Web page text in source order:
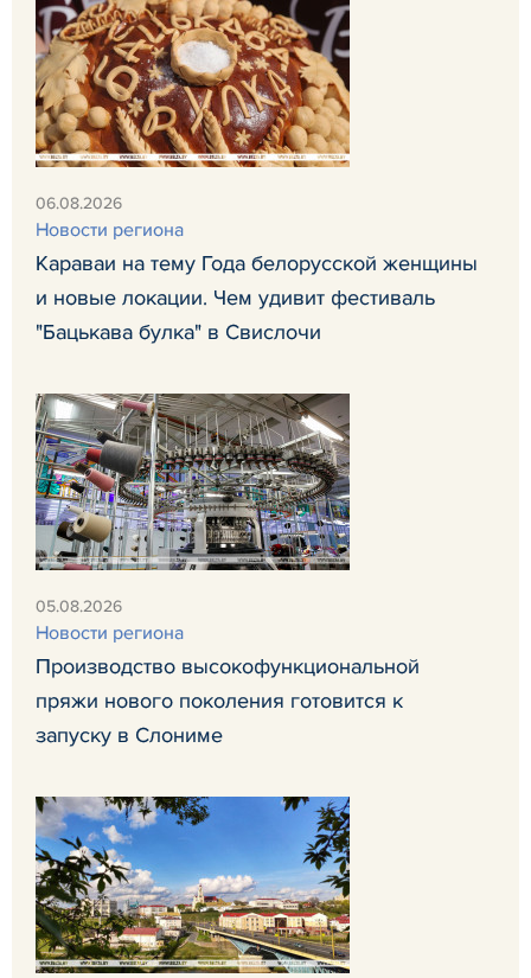
06.08.2026
Новости региона
Караваи на тему Года белорусской женщины
и новые локации. Чем удивит фестиваль
"Бацькава булка" в Свислочи
05.08.2026
Новости региона
Производство высокофункциональной
пряжи нового поколения готовится к
запуску в Слониме